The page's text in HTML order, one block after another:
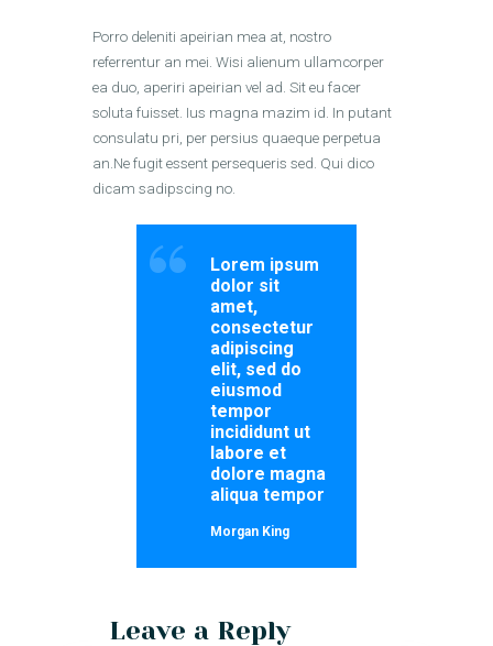
Porro deleniti apeirian mea at, nostro
referrentur an mei. Wisi alienum ullamcorper
ea duo, aperiri apeirian vel ad. Sit eu facer
soluta fuisset. Ius magna mazim id. In putant
consulatu pri, per persius quaeque perpetua
an.Ne fugit essent persequeris sed. Qui dico
dicam sadipscing no.
Lorem ipsum
dolor sit
amet,
consectetur
adipiscing
elit, sed do
eiusmod
tempor
incididunt ut
labore et
dolore magna
aliqua tempor
Morgan King
Leave a Reply